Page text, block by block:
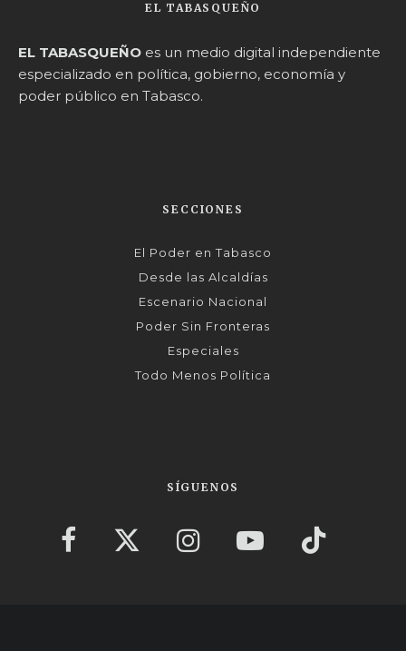
EL TABASQUEÑO
EL TABASQUEÑO es un medio digital independiente
especializado en política, gobierno, economía y
poder público en Tabasco.
SECCIONES
El Poder en Tabasco
Desde las Alcaldías
Escenario Nacional
Poder Sin Fronteras
Especiales
Todo Menos Política
SÍGUENOS